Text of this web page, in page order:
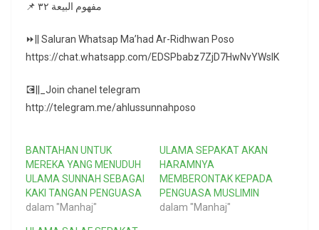
📌 مفهوم البيعة ٣٢
⏩|| Saluran Whatsap Ma’had Ar-Ridhwan Poso
https://chat.whatsapp.com/EDSPbabz7ZjD7HwNvYWslK
💽||_Join chanel telegram
http://telegram.me/ahlussunnahposo
BANTAHAN UNTUK
MEREKA YANG MENUDUH
ULAMA SUNNAH SEBAGAI
KAKI TANGAN PENGUASA
dalam "Manhaj"
ULAMA SEPAKAT AKAN
HARAMNYA
MEMBERONTAK KEPADA
PENGUASA MUSLIMIN
dalam "Manhaj"